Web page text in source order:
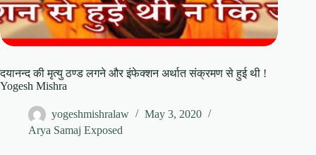
दयानन्द की मृत्यु ठण्ड लगने और इंफेक्शन अर्थात संक्रमण से हुई थी !
Yogesh Mishra
yogeshmishralaw
May 3, 2020
Arya Samaj Exposed